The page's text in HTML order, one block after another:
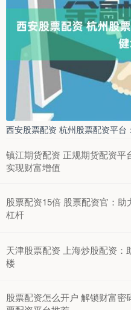
西安股票配资 杭州股票配资平台
镇江期货配资 正规期货配资平
实现财富增值
股票配资15倍 股票配资官：助
杠杆
天津股票配资 上海炒股配资：
楼
股票配资怎么开户 解锁财富密